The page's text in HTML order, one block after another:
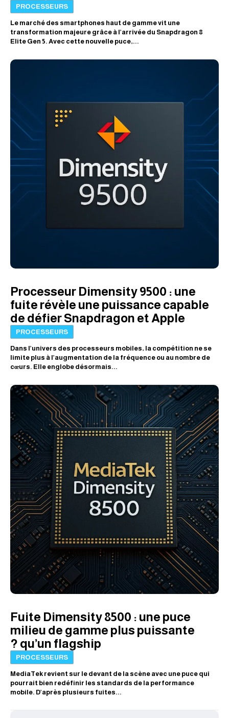
PROCESSEURS
Le marché des smartphones haut de gamme vit une
transformation majeure grâce à l’arrivée du Snapdragon 8
Elite Gen 5. Avec cette nouvelle puce,...
Processeur Dimensity 9500 : une
fuite révèle une puissance capable
de défier Snapdragon et Apple
PROCESSEURS
Dans l’univers des processeurs mobiles, la compétition ne se
limite plus à l’augmentation de la fréquence ou au nombre de
cœurs. Elle englobe désormais...
Fuite Dimensity 8500 : une puce
milieu de gamme plus puissante
qu’un flagship ?
PROCESSEURS
MediaTek revient sur le devant de la scène avec une puce qui
pourrait bien redéfinir les standards de la performance
mobile. D’après plusieurs fuites...